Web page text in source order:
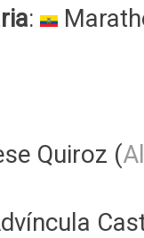
:
Quiroz (